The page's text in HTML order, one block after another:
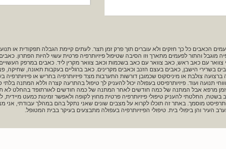
הכאבים כל כך חזקים ולא עוברים תוך פרק זמן תצר. לעתים קיימת הגבלה תפקודית או
מוגבל והתור לפעמים מתארך וזו הסיבה שטיפול פיזיותרפיה פרטית עשוי להיות הפתרון.
צוואר עם כאב ראש, כאב צוואר עם כאב בשכמות וכאב צוואר מקרין ליד. כאבים במרפק
בשרירי הישבן, כאבים בעצם הזנב וכאבים מקרינים. כאב ברגליים בעקבות תאונה, שחיקה,
צולבת או מיניסקוס שכמובן דורשות התערבות מצד פיזיותרפיה בחריש או פיזיותרפיה
תנועה ועוד. פיזיותרפיסט בעפולה יכול להעניק לך טיפול בהתרעה קצרה וללא המתנה בלתי
מרפא אבל המתנה של כמה חודשים לאחר המתנה של כמה חודשים לאורתופד בהחלט לא
בשטח, החלטתי להעניק טיפולי פיזיותרפיה פרטית מחוץ לקופה ולאפשר זמינות כמעט
בחריש זמין עבורך תוך 24 שעות באמצעות פיזיותרפיסט מוסמך. באתר זה תוכלו לקרוא על מצבים שונים שאני נתקל בהם במהלך
העיר והן ביפולי בית. טיפולי הפיזיותרפיה בעפולה מתבצעים בעיקר בבית המטופל.